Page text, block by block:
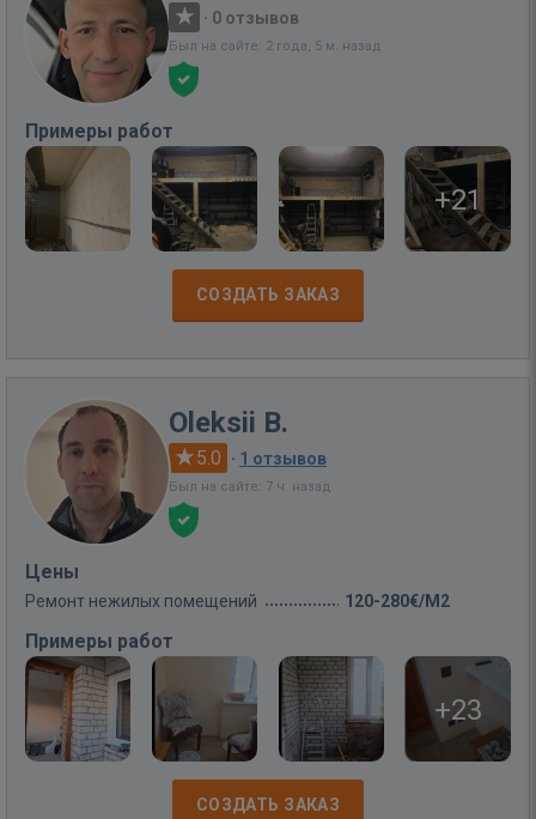
· 0 отзывов
Был на сайте: 2 года, 5 м. назад
Примеры работ
+21
СОЗДАТЬ ЗАКАЗ
Oleksii B.
5.0 · 1 отзывов
Был на сайте: 7 ч. назад
Цены
Ремонт нежилых помещений 120-280€/M2
Примеры работ
+23
СОЗДАТЬ ЗАКАЗ